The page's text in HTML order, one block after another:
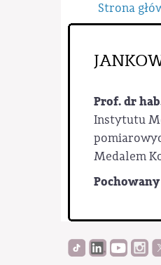
Strona
Prof. dr
Instytutu
Medalem